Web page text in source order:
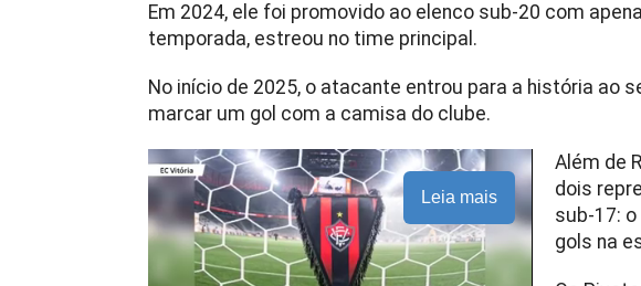
Em 2024, ele foi promovido ao elenco sub-20 com
temporada, estreou no time principal.
No início de 2025, o atacante entrou para a história ao
marcar um gol com a camisa do clube.
Leia mais
Além de
dois
sub-17:
gols na